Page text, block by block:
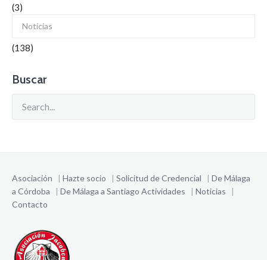
(3)
Noticias
(138)
Buscar
Asociación | Hazte socio | Solicitud de Credencial | De Málaga
a Córdoba | De Málaga a Santiago Actividades | Noticias |
Contacto